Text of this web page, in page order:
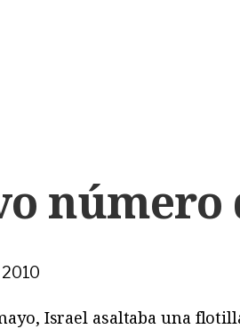
número
2010
Israel asaltaba una